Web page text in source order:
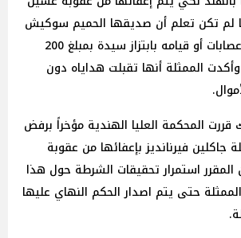
لم تكن تعلم أن صديقها الحميم سوكيش
تشاندراسيخار رجل عصابات أو قيامه بابتزاز سيدة بمبلغ 200
الممثلة أنها تقبلت هداياه دون
المحكمة العليا الهندية مؤخراً برفض
جاكلين فيرنانديز بإعفائها من عقوبة
المقرر استمرار تحقيقات الشرطة حول هذا
حتى يتم اصدار الحكم النهاي عليها